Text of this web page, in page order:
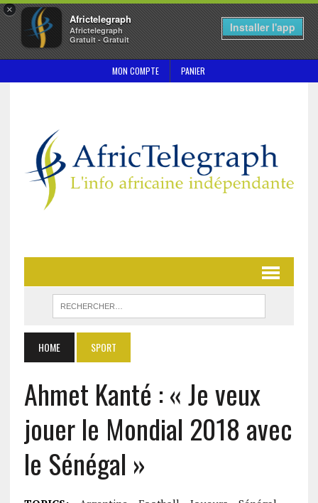
×
Africtelegraph
Africtelegraph
Gratuit - Gratuit
Installer l'app
MON COMPTE PANIER
HOME SPORT
Ahmet Kanté : « Je veux
jouer le Mondial 2018 avec
le Sénégal »